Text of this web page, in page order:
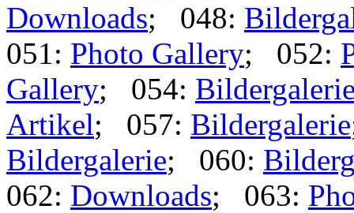
Downloads; 048:
051: Photo Gallery; 052:
Gallery; 054:
Artikel; 057: Bildergalerie
Bildergalerie; 060:
062: Downloads; 063: